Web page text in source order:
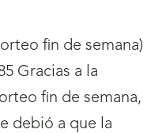
fin de semana)
Gracias a la
fin de semana,
debió a que la